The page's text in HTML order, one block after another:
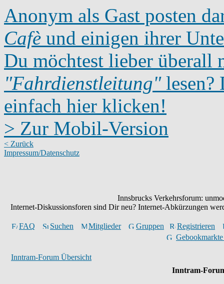
Anonym als Gast posten
Cafè und einigen ihrer
Du möchtest lieber überall
"Fahrdienstleitung"lesen?
einfach hier klicken!
> Zur Mobil-Version
< Zurück
Impressum/Datenschutz
Innsbrucks Verkehrsforum:
Internet-Diskussionsforen sind Dir neu? Internet-Abkürzungen
FAQ Suchen Mitglieder Gruppen
Registrieren
Inntram-Forum Übersicht
Inntram-